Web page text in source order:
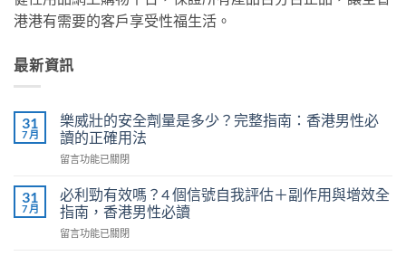
港港有需要的客戶享受性福生活。
最新資訊
31
7 月
樂威壯的安全劑量是多少？完整指南：香港男性必
讀的正確用法
在
威
壯
的
安
留言功能已關閉
31
7 月
必利勁有效嗎？4 個信號自我評估＋副作用與增效全
指南，香港男性必讀
在
留言功能已關閉